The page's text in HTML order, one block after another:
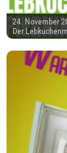
24. November
Der